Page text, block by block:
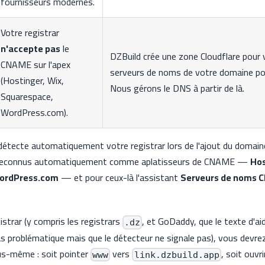
Votre registrar
n'accepte pasle
CNAME sur l'apex
(Hostinger, Wix,
Squarespace,
WordPress.com).
DZBuild crée une zone Cloudflare
serveurs de noms de votre domaine
Nous gérons le DNS à partir de là.
automatiquement votre registrar lors de l'ajout du
automatiquement comme aplatisseurs de CNAME —
— et pour ceux-là l'assistant Serveurs de noms
(y compris les registrars .dz , et GoDaddy, que le texte
problématique mais que le détecteur ne signale pas), vous
même : soit pointer www vers link.dzbuild.app , soit